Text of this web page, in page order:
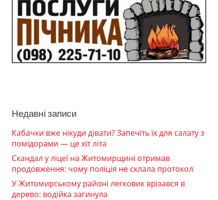
Недавні записи
Кабачки вже нікуди дівати? Запечіть їх для салату з
помідорами — це хіт літа
Скандал у ліцеї на Житомирщині отримав
продовження: чому поліція не склала протокол
У Житомирському районі легковик врізався в
дерево: водійка загинула